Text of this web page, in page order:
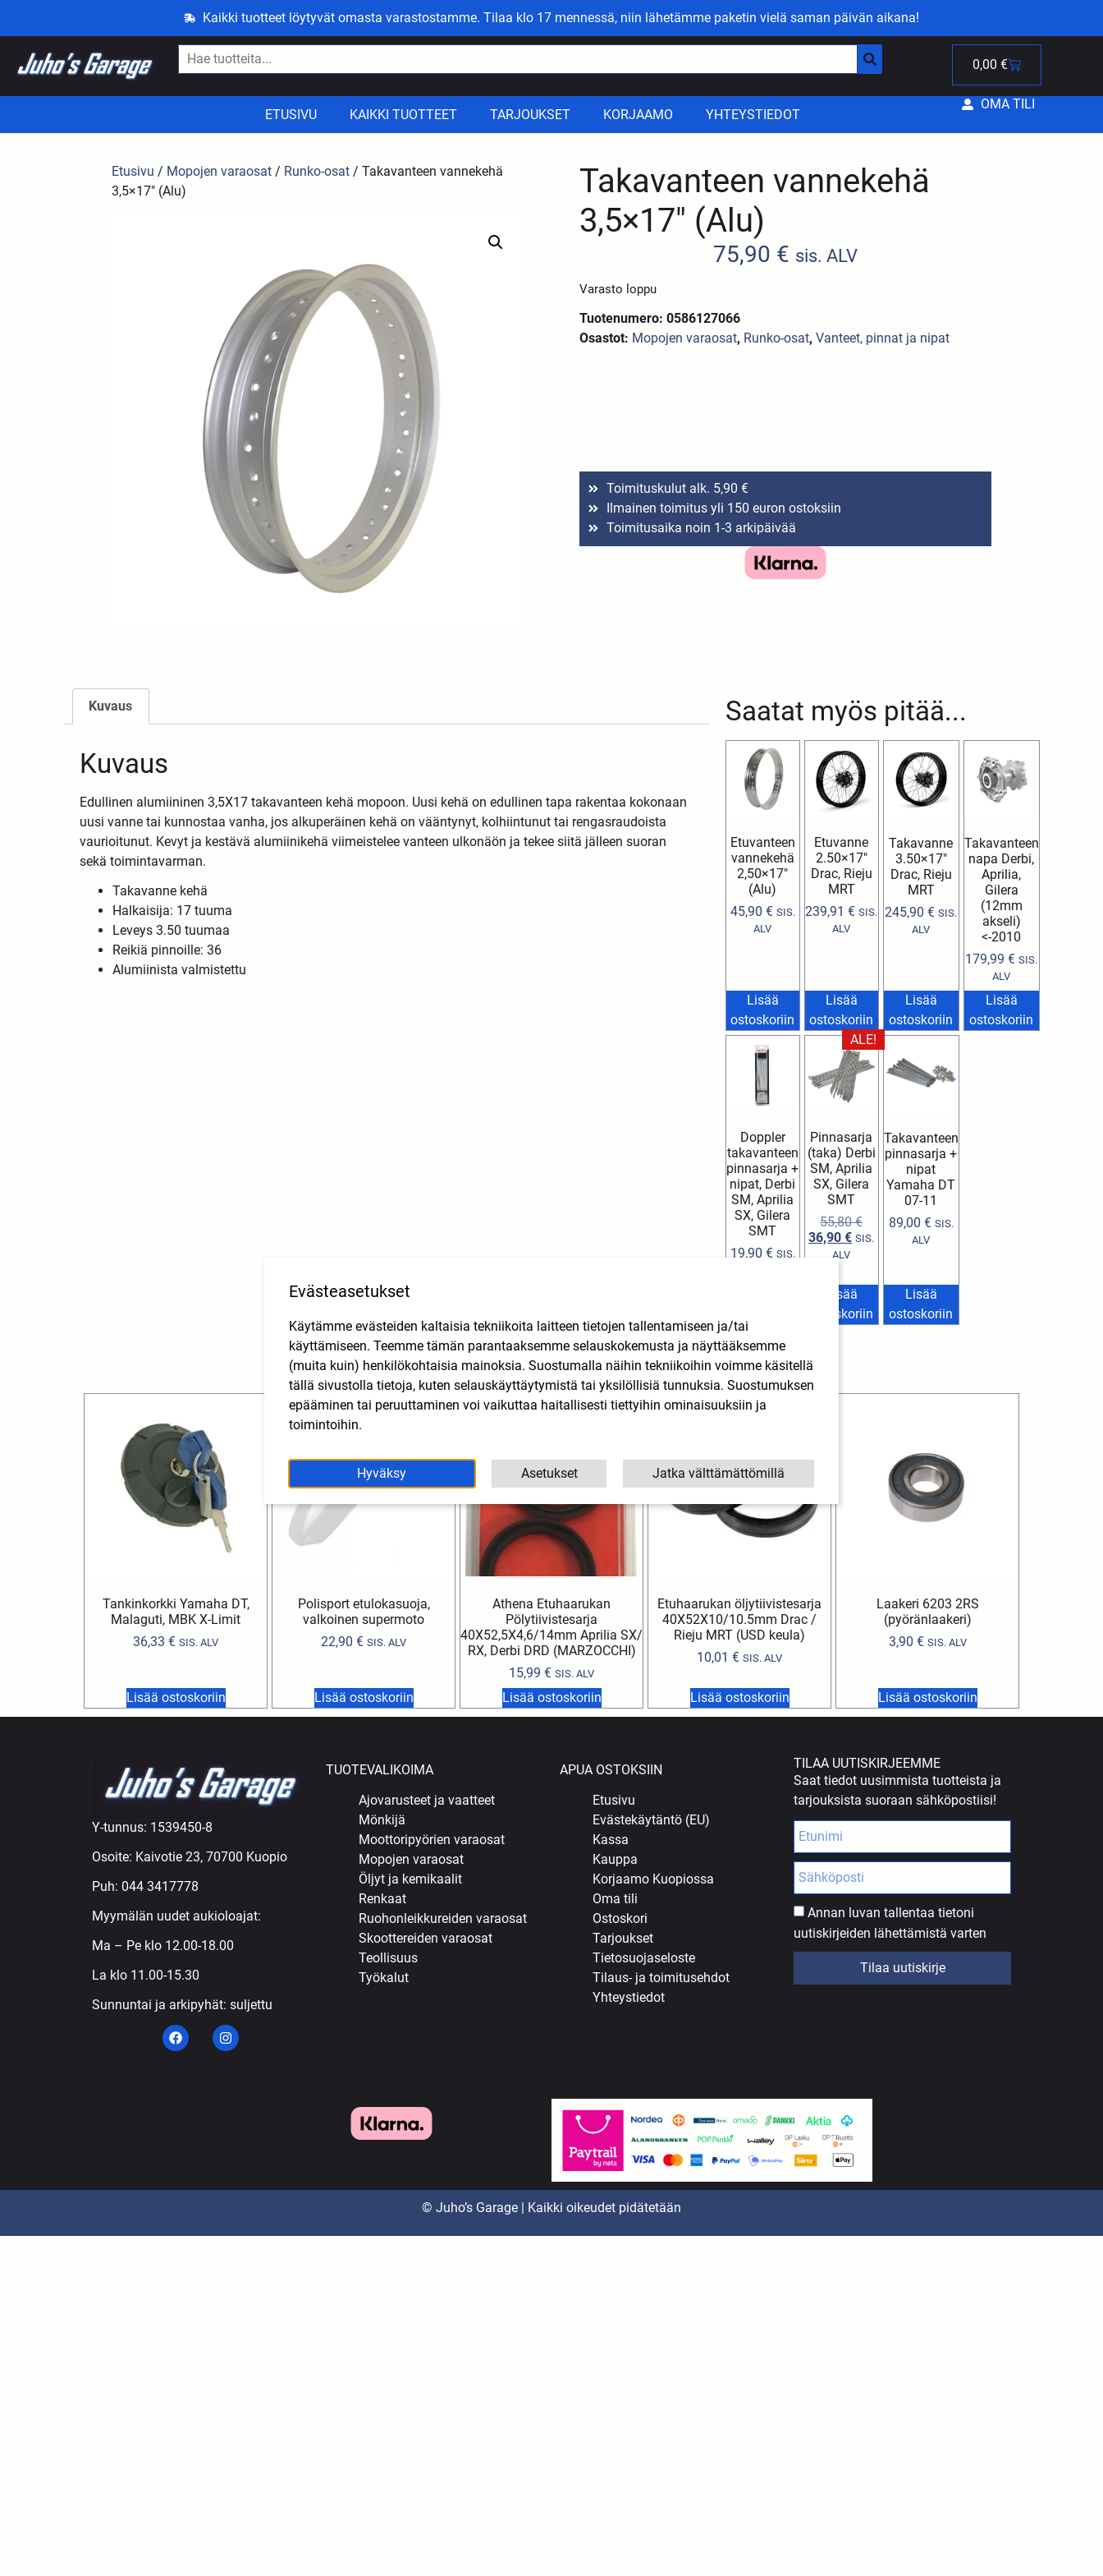
Kaikki tuotteet löytyvät omasta varastostamme. Tilaa klo 17 mennessä, niin lähetämme paketin vielä saman päivän aikana!
0,00 €
ETUSIVU KAIKKI TUOTTEET TARJOUKSET KORJAAMO YHTEYSTIEDOT
OMA TILI
Etusivu / Mopojen varaosat / Runko-osat / Takavanteen vannekehä
3,5×17″ (Alu)
Takavanteen vannekehä
3,5×17″ (Alu)
75,90 € sis. ALV
Varasto loppu
Tuotenumero: 0586127066
Osastot: Mopojen varaosat, Runko-osat,Vanteet, pinnat ja nipat
Toimituskulut alk. 5,90 €
Ilmainen toimitus yli 150 euron ostoksiin
Toimitusaika noin 1-3 arkipäivää
Saatat myös pitää...
Etuvanteen
vannekehä
2,50×17″
(Alu)
45,90 € SIS.
ALV
Lisää
ostoskoriin
Etuvanne
2.50×17″
Drac, Rieju
MRT
239,91€ SIS.
ALV
Lisää
ostoskoriin
Takavanne
3.50×17″
Drac, Rieju
MRT
245,90€ SIS.
ALV
Lisää
ostoskoriin
Takavanteen
napa Derbi,
Aprilia,
Gilera
(12mm
akseli)
<-2010
179,99€ SIS.
ALV
Lisää
ostoskoriin
Doppler
takavanteen
pinnasarja +
nipat, Derbi
SM, Aprilia
SX, Gilera
SMT
19,90 € SIS.
ALE!
Pinnasarja
(taka) Derbi
SM, Aprilia
SX, Gilera
SMT
55,80€
36,90€ SIS.
ALV
Lisää
ostoskoriin
Takavanteen
pinnasarja +
nipat
Yamaha DT
07-11
89,00 € SIS.
ALV
Lisää
ostoskoriin
Kuvaus
Kuvaus
Edullinen alumiininen 3,5X17 takavanteen kehä mopoon. Uusi kehä on edullinen tapa rakentaa kokonaan
uusi vanne tai kunnostaa vanha, jos alkuperäinen kehä on vääntynyt, kolhiintunut tai rengasraudoista
vaurioitunut. Kevyt ja kestävä alumiinikehä viimeistelee vanteen ulkonäön ja tekee siitä jälleen suoran
sekä toimintavarman.
Takavanne kehä
Halkaisija: 17 tuuma
Leveys 3.50 tuumaa
Reikiä pinnoille: 36
Alumiinista valmistettu
Tutustu myös
Tankinkorkki Yamaha DT,
Malaguti, MBK X-Limit
36,33 € SIS. ALV
Lisää ostoskoriin
Polisport etulokasuoja,
valkoinen supermoto
22,90 € SIS. ALV
Lisää ostoskoriin
Athena Etuhaarukan
Pölytiivistesarja
40X52,5X4,6/14mm Aprilia SX/
RX, Derbi DRD (MARZOCCHI)
15,99 € SIS. ALV
Lisää ostoskoriin
Etuhaarukan öljytiivistesarja
40X52X10/10.5mm Drac /
Rieju MRT (USD keula)
10,01 € SIS. ALV
Lisää ostoskoriin
Laakeri 6203 2RS
(pyöränlaakeri)
3,90 € SIS. ALV
Lisää ostoskoriin
Y-tunnus: 1539450-8
Osoite: Kaivotie 23, 70700 Kuopio
Puh: 044 3417778
Myymälän uudet aukioloajat:
Ma – Pe klo 12.00-18.00
La klo 11.00-15.30
Sunnuntai ja arkipyhät: suljettu
TUOTEVALIKOIMA
Ajovarusteet ja vaatteet
Mönkijä
Moottoripyörien varaosat
Mopojen varaosat
Öljyt ja kemikaalit
Renkaat
Ruohonleikkureiden varaosat
Skoottereiden varaosat
Teollisuus
Työkalut
APUA OSTOKSIIN
Etusivu
Evästekäytäntö (EU)
Kassa
Kauppa
Korjaamo Kuopiossa
Oma tili
Ostoskori
Tarjoukset
Tietosuojaseloste
Tilaus- ja toimitusehdot
Yhteystiedot
TILAA UUTISKIRJEEMME
Saat tiedot uusimmista tuotteista ja
tarjouksista suoraan sähköpostiisi!
Annan luvan tallentaa tietoni
uutiskirjeiden lähettämistä varten
Tilaa uutiskirje
© Juho’s Garage | Kaikki oikeudet pidätetään
Evästeasetukset
Käytämme evästeiden kaltaisia tekniikoita laitteen tietojen tallentamiseen ja/tai
käyttämiseen. Teemme tämän parantaaksemme selauskokemusta ja näyttääksemme
(muita kuin) henkilökohtaisia mainoksia. Suostumalla näihin tekniikoihin voimme käsitellä
tällä sivustolla tietoja, kuten selauskäyttäytymistä tai yksilöllisiä tunnuksia. Suostumuksen
epääminen tai peruuttaminen voi vaikuttaa haitallisesti tiettyihin ominaisuuksiin ja
toimintoihin.
Hyväksy Asetukset Jatka välttämättömillä